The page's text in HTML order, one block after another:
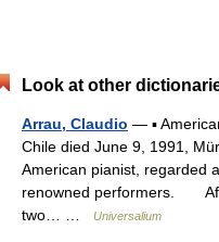
Look at other
Arrau, Claudio — ▪
Chile died June 9, 1991,
American pianist, regarded
renowned performers.
two… …
Universalium